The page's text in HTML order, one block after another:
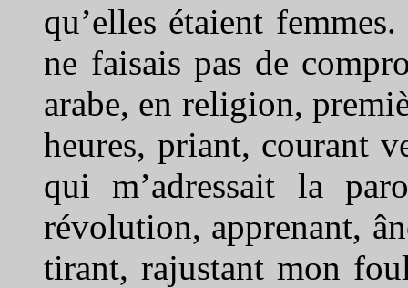
qu’elles étaient
ne faisais pas de
arabe, en religion,
heures, priant, courant
qui m’adressait la
révolution, apprenant,
tirant, rajustant mon